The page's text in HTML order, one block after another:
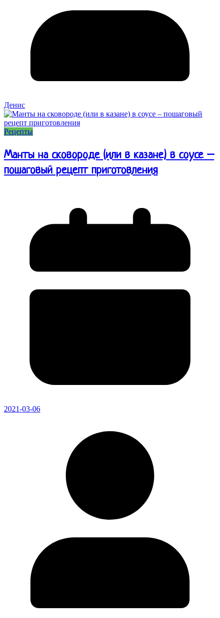
Денис
Рецепты
Манты на сковороде (или в казане) в соусе –
пошаговый рецепт приготовления
2021-03-06